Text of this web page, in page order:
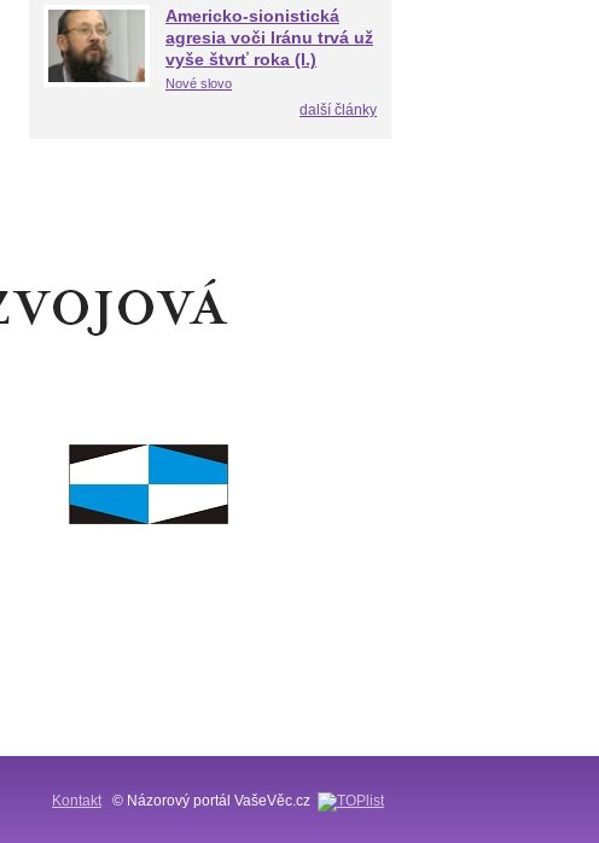
Americko-sionistická
agresia voči Iránu trvá už
vyše štvrť roka (I.)
Nové slovo
další články
Kontakt © Názorový portál VašeVěc.cz